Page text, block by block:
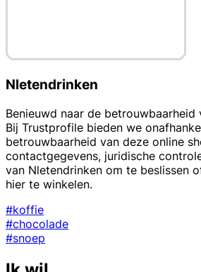
Nletendrinken
Benieuwd naar de betrouwbaarheid
Bij Trustprofile bieden we
betrouwbaarheid van deze online
contactgegevens, juridische
van Nletendrinken om te beslissen
hier te winkelen.
#koffie
#chocolade
#snoep